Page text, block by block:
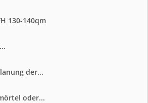
130-140qm
der...
oder...